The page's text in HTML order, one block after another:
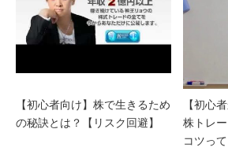
【初心者向け】株で生きるため
の秘訣とは？【リスク回避】
【初心
株トレ
コツっ